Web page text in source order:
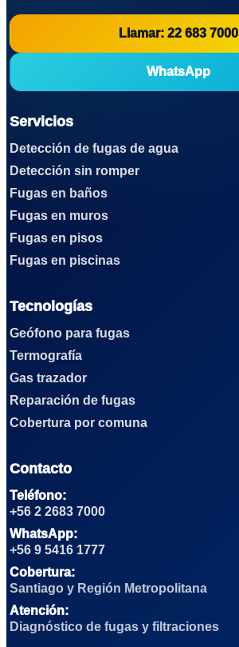
Llamar: 22 683 7000
WhatsApp
Servicios
Detección de fugas de agua
Detección sin romper
Fugas en baños
Fugas en muros
Fugas en pisos
Fugas en piscinas
Tecnologías
Geófono para fugas
Termografía
Gas trazador
Reparación de fugas
Cobertura por comuna
Contacto
Teléfono:
+56 2 2683 7000
WhatsApp:
+56 9 5416 1777
Cobertura:
Santiago y Región Metropolitana
Atención:
Diagnóstico de fugas y filtraciones